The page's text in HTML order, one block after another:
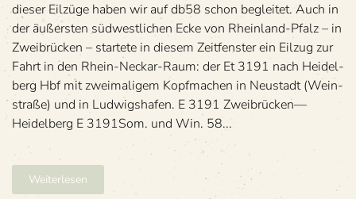
die­ser Eil­züge haben wir auf db58 schon beglei­tet. Auch in
der äußers­ten süd­west­li­chen Ecke von Rhein­land-Pfalz – in
Zwei­brü­cken – star­tete in die­sem Zeit­fens­ter ein Eil­zug zur
Fahrt in den Rhein-Neckar-Raum: der Et 3191 nach Hei­del­
berg Hbf mit zwei­ma­li­gem Kopf­ma­chen in Neu­stadt (Wein­
straße) und in Ludwigshafen. E 3191 Zweibrücken—
Heidelberg E 3191Som. und Win. 58...
Weiterlesen